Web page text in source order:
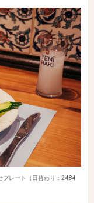
プレート（日替わり：2484